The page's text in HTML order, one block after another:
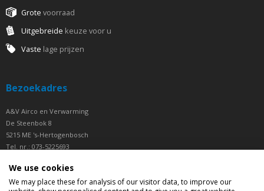
Grote voorraad
Uitgebreide keuze voor u
Vaste lage prijzen
Bezoekadres
A&V Airco en Verwarming
De Steenbok 8
5215 ME 's-Hertogenbosch
Tel. nr.: 073-5225693
Openingstijden
We use cookies
We may place these for analysis of our visitor data, to improve our